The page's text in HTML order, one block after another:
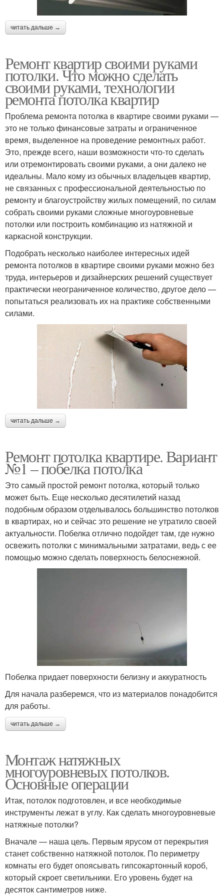
читать дальше →
Ремонт квартир своими руками
потолки. Что можно сделать
своими руками, технологии
ремонта потолка квартир
Проблема ремонта потолка в квартире своими руками —
это не только финансовые затраты и ограниченное
время, выделенное на проведение ремонтных работ.
Это, прежде всего, наши возможности что-то сделать
или отремонтировать своими руками, а они далеко не
идеальны. Мало кому из обычных владельцев квартир,
не связанных с профессиональной деятельностью по
ремонту и благоустройству жилых помещений, по силам
собрать своими руками сложные многоуровневые
потолки или построить комбинацию из натяжной и
каркасной конструкции.
Подобрать несколько наиболее интересных идей
ремонта потолков в квартире своими руками можно без
труда, интерьеров и дизайнерских решений существует
практически неограниченное количество, другое дело —
попытаться реализовать их на практике собственными
силами.
читать дальше →
Ремонт потолка квартире. Вариант
№1 – побелка потолка
Это самый простой ремонт потолка, который только
может быть. Еще несколько десятилетий назад
подобным образом отделывалось большинство потолков
в квартирах, но и сейчас это решение не утратило своей
актуальности. Побелка отлично подойдет там, где нужно
освежить потолки с минимальными затратами, ведь с ее
помощью можно сделать поверхность белоснежной.
Побелка придает поверхности белизну и аккуратность
Для начала разберемся, что из материалов понадобится
для работы.
читать дальше →
Монтаж натяжных
многоуровневых потолков.
Основные операции
Итак, потолок подготовлен, и все необходимые
инструменты лежат в углу. Как сделать многоуровневые
натяжные потолки?
Вначале — наша цель. Первым ярусом от перекрытия
станет собственно натяжной потолок. По периметру
комнаты его будет опоясывать гипсокартонный короб,
который скроет светильники. Его уровень будет на
десяток сантиметров ниже.